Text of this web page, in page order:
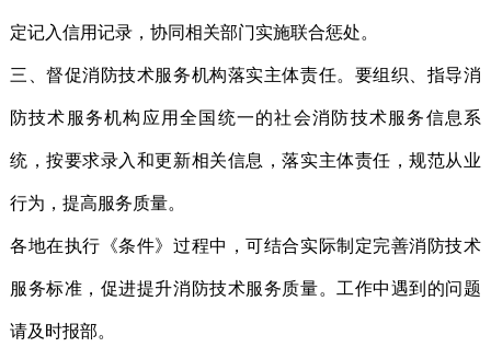
定记入信用记录，协同相关部门实施联合惩处。
三、督促消防技术服务机构落实主体责任。要组织、指导消
防技术服务机构应用全国统一的社会消防技术服务信息系
统，按要求录入和更新相关信息，落实主体责任，规范从业
行为，提高服务质量。
各地在执行《条件》过程中，可结合实际制定完善消防技术
服务标准，促进提升消防技术服务质量。工作中遇到的问题
请及时报部。